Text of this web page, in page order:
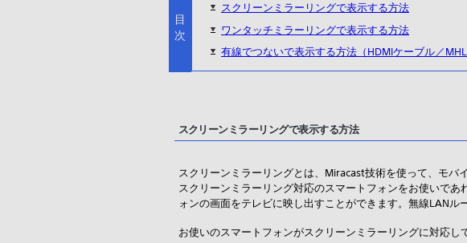
目
次
スクリーンミラーリングで表示する方法
ワンタッチミラーリングで表示する方法
有線でつないで表示する方法（HDMIケーブル／MHL
スクリーンミラーリングで表示する方法
スクリーンミラーリングとは、Miracast技術を使って、モバ
スクリーンミラーリング対応のスマートフォンをお使いで
ォンの画面をテレビに映し出すことができます。無線LANル
お使いのスマートフォンがスクリーンミラーリングに対応